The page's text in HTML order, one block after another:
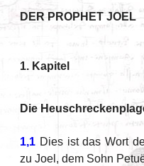
DER PROPHET JOEL
1. Kapitel
Die
1,1 Dies ist das Wort
zu Joel, dem Sohn